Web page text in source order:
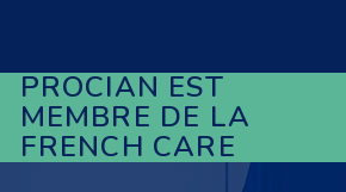
PROCIAN EST
MEMBRE DE LA
FRENCH CARE